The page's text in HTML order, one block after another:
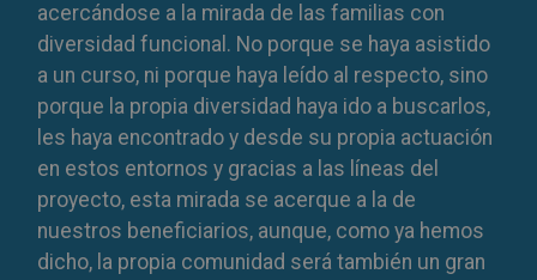
acercándose a la mirada de las familias con
diversidad funcional. No porque se haya asistido
a un curso, ni porque haya leído al respecto, sino
porque la propia diversidad haya ido a buscarlos,
les haya encontrado y desde su propia actuación
en estos entornos y gracias a las líneas del
proyecto, esta mirada se acerque a la de
nuestros beneficiarios, aunque, como ya hemos
dicho, la propia comunidad será también un gran